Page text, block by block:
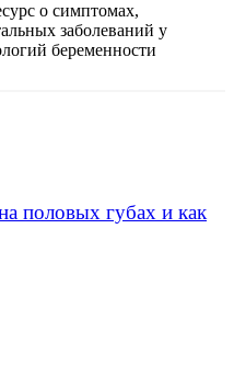
о симптомах,
заболеваний у
беременности
половых губах и как